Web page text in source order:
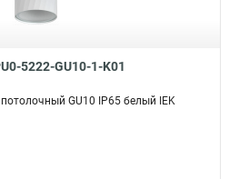
5222-GU10-1-K01
GU10 IP65 белый IEK